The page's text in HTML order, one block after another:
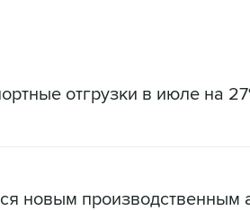
отгрузки в июле на
новым производственным